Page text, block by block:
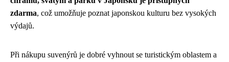
zdarma, což umožňuje poznat japonskou kulturu bez vysokých
výdajů.
Při nákupu suvenýrů je dobré vyhnout se turistickým oblastem a